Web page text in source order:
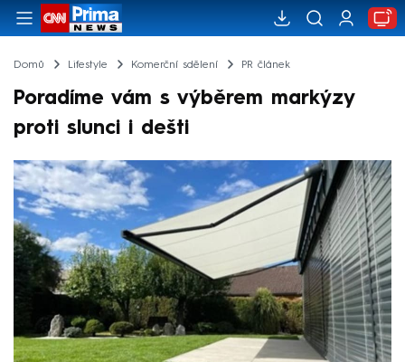
Domů Lifestyle Komerční sdělení PR článek
Poradíme vám s výběrem markýzy
proti slunci i dešti